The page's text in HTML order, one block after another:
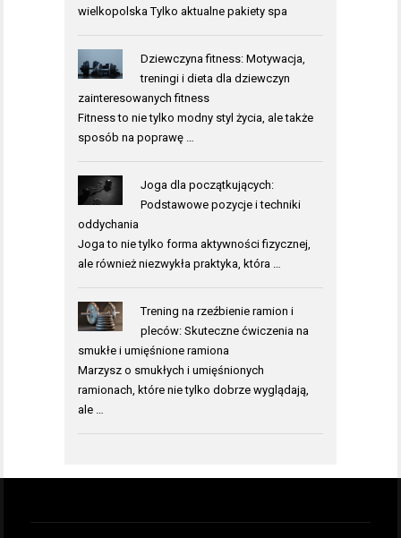
wielkopolska Tylko aktualne pakiety spa
Dziewczyna fitness: Motywacja,
treningi i dieta dla dziewczyn
zainteresowanych fitness
Fitness to nie tylko modny styl życia, ale także
sposób na poprawę …
Joga dla początkujących:
Podstawowe pozycje i techniki
oddychania
Joga to nie tylko forma aktywności fizycznej,
ale również niezwykła praktyka, która …
Trening na rzeźbienie ramion i
pleców: Skuteczne ćwiczenia na
smukłe i umięśnione ramiona
Marzysz o smukłych i umięśnionych
ramionach, które nie tylko dobrze wyglądają,
ale …